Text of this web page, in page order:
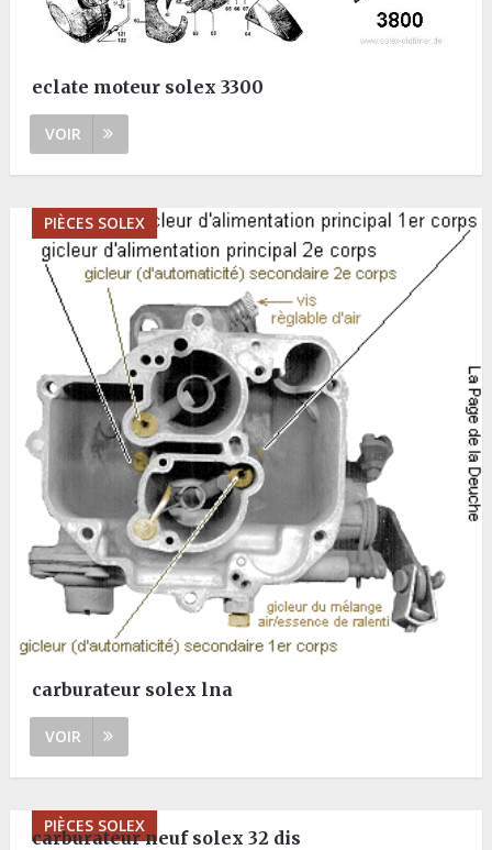
eclate moteur solex 3300
VOIR
PIÈCES SOLEX
carburateur solex lna
VOIR
PIÈCES SOLEX
carburateur neuf solex 32 dis